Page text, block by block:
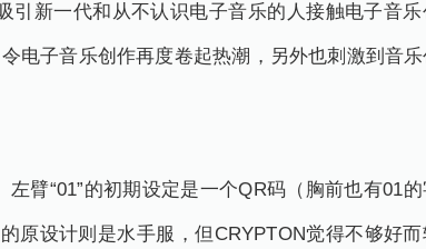
新一代和从不认识电子音乐的人接触电子音乐
电子音乐创作再度卷起热潮，另外也刺激到音
臂“01”的初期设定是一个QR码（胸前也有01的
原设计则是水手服，但CRYPTON觉得不够好